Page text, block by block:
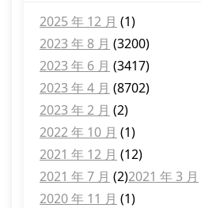
2025 年 12 月 (1)
2023 年 8 月 (3200)
2023 年 6 月 (3417)
2023 年 4 月 (8702)
2023 年 2 月 (2)
2022 年 10 月 (1)
2021 年 12 月 (12)
2021 年 7 月 (2)2021 年 3 月
2020 年 11 月 (1)